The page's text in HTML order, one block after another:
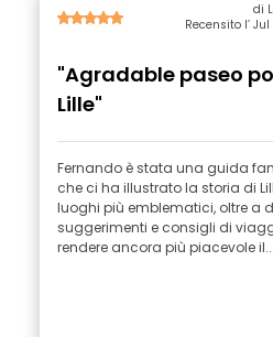
di
Recensito l’
"Agradable paseo
Lille"
Fernando è stata una guida
che ci ha illustrato la storia di
luoghi più emblematici, oltre a
suggerimenti e consigli di
rendere ancora più piacevole il...